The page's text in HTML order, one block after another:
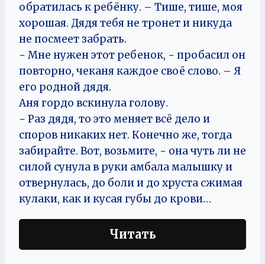
обратилась к ребёнку. – Тише, тише, моя
хорошая. Дядя тебя не тронет и никуда
не посмеет забрать.
− Мне нужен этот ребенок, − пробасил он
повторно, чеканя каждое своё слово. – Я
его родной дядя.
Аня гордо вскинула голову.
− Раз дядя, то это меняет всё дело и
споров никаких нет. Конечно же, тогда
забирайте. Вот, возьмите, − она чуть ли не
силой сунула в руки амбала малышку и
отвернулась, до боли и до хруста сжимая
кулаки, как и кусая губы до крови…
Читать